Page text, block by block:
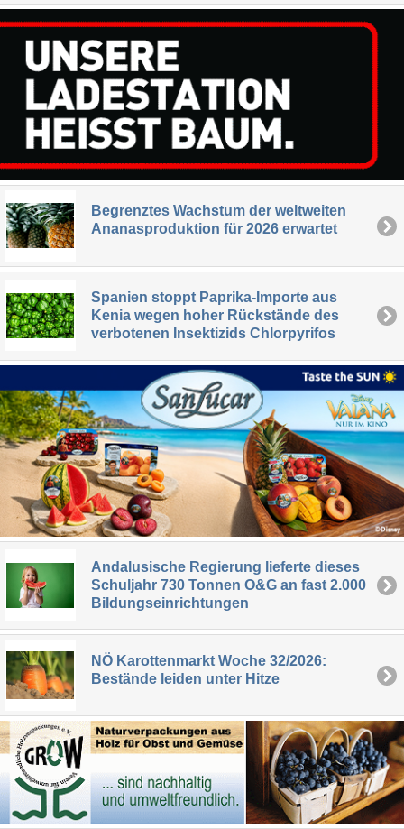
Begrenztes Wachstum der weltweiten
Ananasproduktion für 2026 erwartet
Spanien stoppt Paprika-Importe aus
Kenia wegen hoher Rückstände des
verbotenen Insektizids Chlorpyrifos
Andalusische Regierung lieferte dieses
Schuljahr 730 Tonnen O&G an fast 2.000
Bildungseinrichtungen
NÖ Karottenmarkt Woche 32/2026:
Bestände leiden unter Hitze